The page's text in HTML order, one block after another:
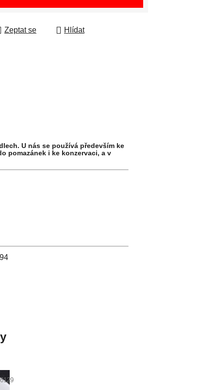
Zeptat se Hlídat
U nás se používá především ke
pomazánek i ke konzervaci, a v
6129